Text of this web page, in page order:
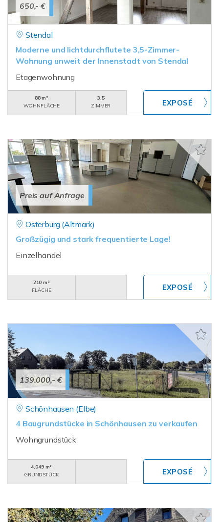
650,- €
Stendal
Moderne und lichtdurchflutete 3,5-Zimmer-
Wohnung unweit der Innenstadt von Stendal
Etagenwohnung
88 m²
WOHNFLÄCHE
3,5
ZIMMER
Preis auf Anfrage
Osterburg (Altmark)
Großzügig und stark frequentierte Lage!
Einzelhandel
210 m²
FLÄCHE
139.000,- €
Schönhausen (Elbe)
4 Baugrundstücke in Schönhausen zu verkaufen
Wohngrundstück
4.049 m²
GRUNDSTÜCK